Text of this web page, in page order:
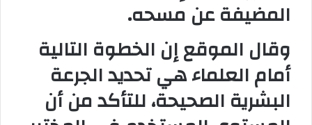
المضيفة عن مسحه.
وقال الموقع إن الخطوة التالية
أمام العلماء هي تحديد الجرعة
البشرية الصحيحة، للتأكد من أن